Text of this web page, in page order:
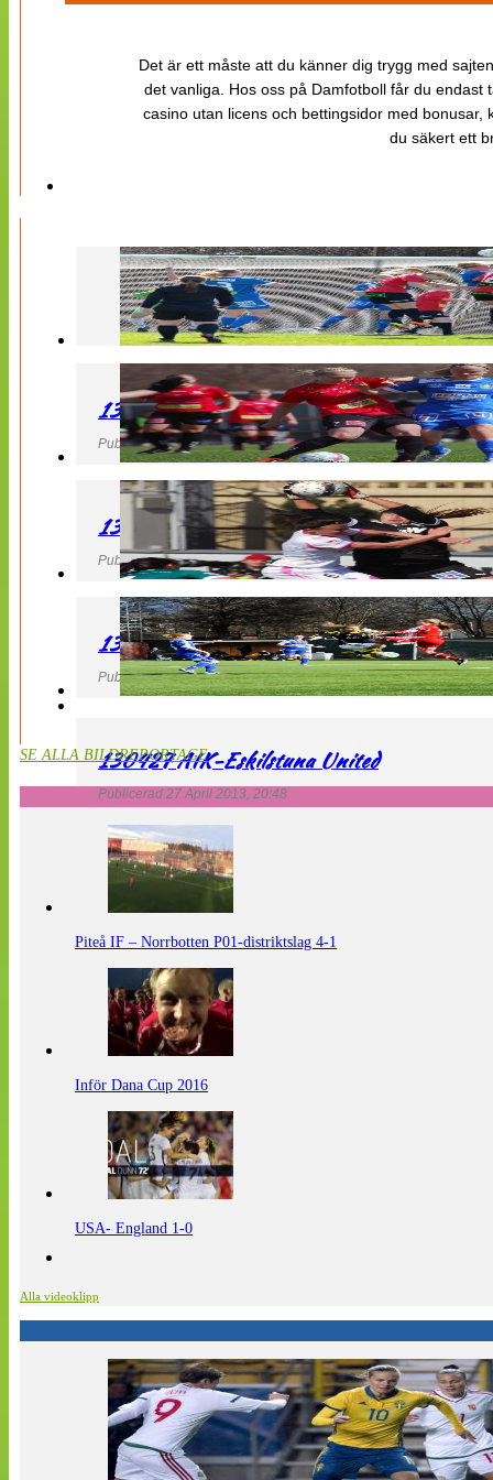
Det är ett måste att du känner dig trygg med
det vanliga. Hos oss på Damfotboll får du
casino utan licens och bettingsidor med
du säkert ett
130427 LB 07 – QBIK
Publicerad 27 April 2013, 22:40
130427 IF Limhamn Bunkeflo – QBIK
Publicerad 27 April 2013, 21:10
130427 LdB FC Malmö – Mallbackens IF
Publicerad 27 April 2013, 20:54
130427 AIK-Eskilstuna United
Publicerad 27 April 2013, 20:48
SE ALLA BILDREPORTAGE
Piteå IF – Norrbotten P01-distriktslag 4-1
Inför Dana Cup 2016
USA- England 1-0
Alla videoklipp